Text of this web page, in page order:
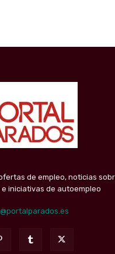
de empleo, noticias
iniciativas de autoempleo